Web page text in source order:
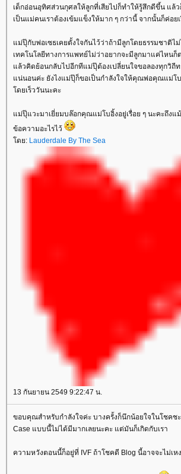
เด็กอ่อนอุทิศส่วนกุศลให้ลูกที่เสียไปก็ทำให้รู้สึกดีขึ้น แล้ว
เป็นแม่คนเราต้องเข้มแข็งให้มาก ๆ กว่านี้ จากนั้นก็ค่อย
ม่ปุ๊กับพ่อเซธเคยตั้งใจกันไว้ว่าถ้ามีลูกโดยธรรมชาติไ
เทคโนโลยีทางการแพทย์ไม่ว่าอยากจะมีลูกมาแค่ไหน
ล้วคิดย้อนกลับไปอีกทีแม่ปุ๊ต้องเปลี่ยนใจขอลองทุกวิถีท
น่นอนค่ะ ยังไงแม่ปุ๊ก็ขอเป็นกำลังใจให้คุณพ่อคุณแม่โบ
ดยเร็ววันนะคะ
ม่ปุ๊แวะมาเยี่ยมบล๊อกคุณแม่โบอิ้งอยู่เรื่อย ๆ นะคะถึงแ
ข้อความอะไรไว้
ดย: Lauderdale By The Sea
13 กันยายน 2549 9:22:47 น.
ขอบคุณสำหรับกำลังใจค่ะ บางครั้งก็นึกน้อยใจในโชคชะ
Case แบบนี้ไม่ได้มีมากเลยนะคะ แต่มันก็เกิดกับเรา
ความหวังตอนนี้ก็อยู่ที่ IVF ถ้าโชคดี Blog นี้อาจจะไม่เ